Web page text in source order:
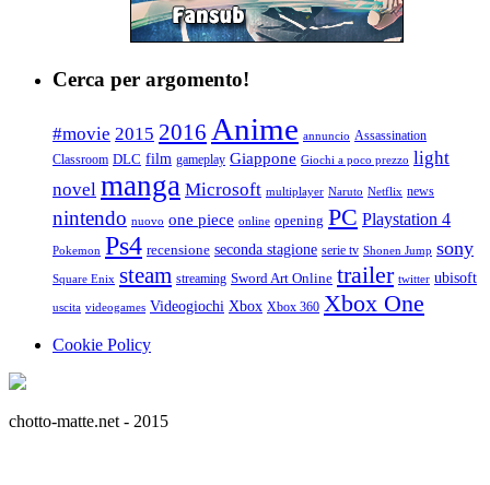
Cerca per argomento!
#movie 2015 2016 Anime annuncio Assassination
Classroom DLC film gameplay Giappone Giochi a poco prezzo light
novel manga Microsoft multiplayer Naruto Netflix news
nintendo nuovo one piece online opening PC Playstation 4
Pokemon Ps4 recensione seconda stagione serie tv Shonen Jump sony
Square Enix steam streaming Sword Art Online trailer twitter ubisoft
uscita videogames Videogiochi Xbox Xbox 360 Xbox One
Cookie Policy
chotto-matte.net - 2015